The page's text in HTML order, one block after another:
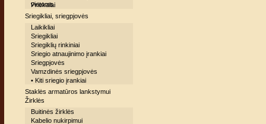
vietoms
Priekalai
Sriegikliai, sriegpjovės
Laikikliai
Sriegikliai
Sriegiklių rinkiniai
Sriegio atnaujinimo įrankiai
Sriegpjovės
Vamzdinės sriegpjovės
• Kiti sriegio įrankiai
Staklės armatūros lankstymui
Žirklės
Buitinės žirklės
Kabelio nukirpimui